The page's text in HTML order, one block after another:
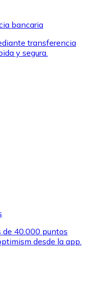
para comprar
marcas favoritas con
bancaria
transferencia
y segura.
de 40.000 puntos
desde la app.